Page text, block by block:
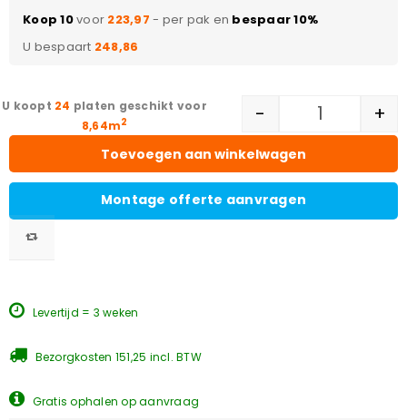
Koop 10voor 223,97 - per pak en bespaar 10%
U bespaart 248,86
- +
Toevoegen aan winkelwagen
Montage offerte aanvragen
24 platen geschikt voor
8,64m2
Levertijd = 3 weken
Bezorgkosten 151,25 incl. BTW
Gratis ophalen op aanvraag